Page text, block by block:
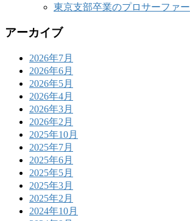
東京支部卒業のプロサーファー
アーカイブ
2026年7月
2026年6月
2026年5月
2026年4月
2026年3月
2026年2月
2025年10月
2025年7月
2025年6月
2025年5月
2025年3月
2025年2月
2024年10月